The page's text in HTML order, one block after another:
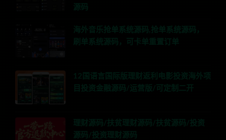
源码
海外音乐抢单系统源码,抢单系统源码，
刷单系统源码，可卡单重置订单
12国语言国际版理财返利电影投资海外项
目投资金融源码/运营版/可定制二开
理财源码/扶贫理财源码/扶贫源码/投资
源码/投资理财源码